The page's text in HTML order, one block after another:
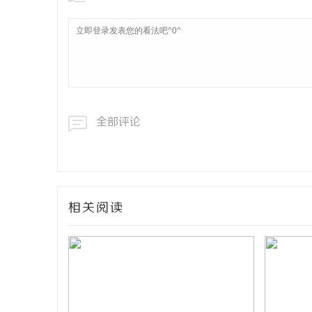
全部评论
相关阅读